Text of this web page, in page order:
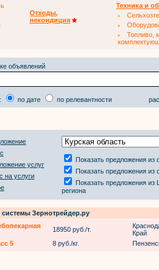
Отходы,
некондиция
Техника и
Топливо,
объявлений
по дате по релевантности
услуг
на услуги
Показать предложения из
Показать предложения из
Показать предложения из
региона
Зернотрейдер.ру
18950 руб./т.
Край
5 8 руб./кг.